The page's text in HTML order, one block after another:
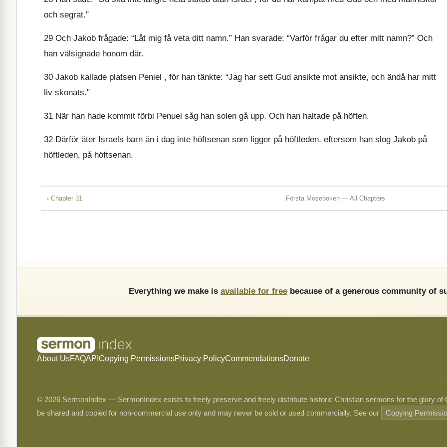
och segrat."
29 Och Jakob frågade: “Låt mig få veta ditt namn.” Han svarade: “Varför frågar du efter mitt namn?” Och
han välsignade honom där.
30 Jakob kallade platsen Peniel , för han tänkte: “Jag har sett Gud ansikte mot ansikte, och ändå har mitt
liv skonats."
31 När han hade kommit förbi Penuel såg han solen gå upp. Och han haltade på höften.
32 Därför äter Israels barn än i dag inte höftsenan som ligger på höftleden, eftersom han slog Jakob på
höftleden, på höftsenan.
‹ Chapter 31 Första Moseboken — All Chapters
Everything we make is available for free because of a generous community of
About UsFAQAPI Copying PermissionsPrivacy PolicyCommendationsDonate
© 2026 SermonIndex — SermonIndex exists to freely preserve and freely distribute historic Christian sermons for the glory
be shared and copied for non-commercial use only and may never be sold or used commercially. See our
Copying